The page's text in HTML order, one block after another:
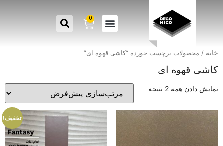
0
خانه / محصولات برچسب خورده “کاشی قهوه ای”
کاشی قهوه ای
نمایش دادن همه 2 نتیجه
تخفیف!